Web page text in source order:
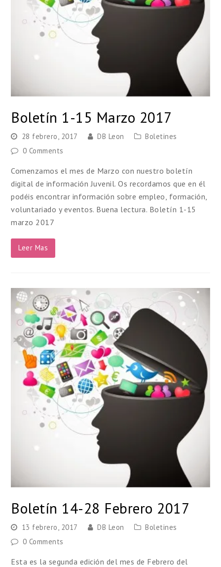
Boletín 1-15 Marzo 2017
28 febrero, 2017 DB Leon
Boletines
0 Comments
Comenzamos el mes de Marzo con nuestro boletín
digital de información Juvenil. Os recordamos que en él
podéis encontrar información sobre empleo, formación,
voluntariado y eventos. Buena lectura. Boletín 1-15
marzo 2017
Leer Mas
Boletín 14-28 Febrero 2017
13 febrero, 2017 DB Leon
Boletines
0 Comments
Esta es la segunda edición del mes de Febrero del